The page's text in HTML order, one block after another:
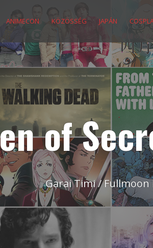
ANIMECON KÖZÖSSÉG JAPÁN
of
Garai Timi / Fullmoon